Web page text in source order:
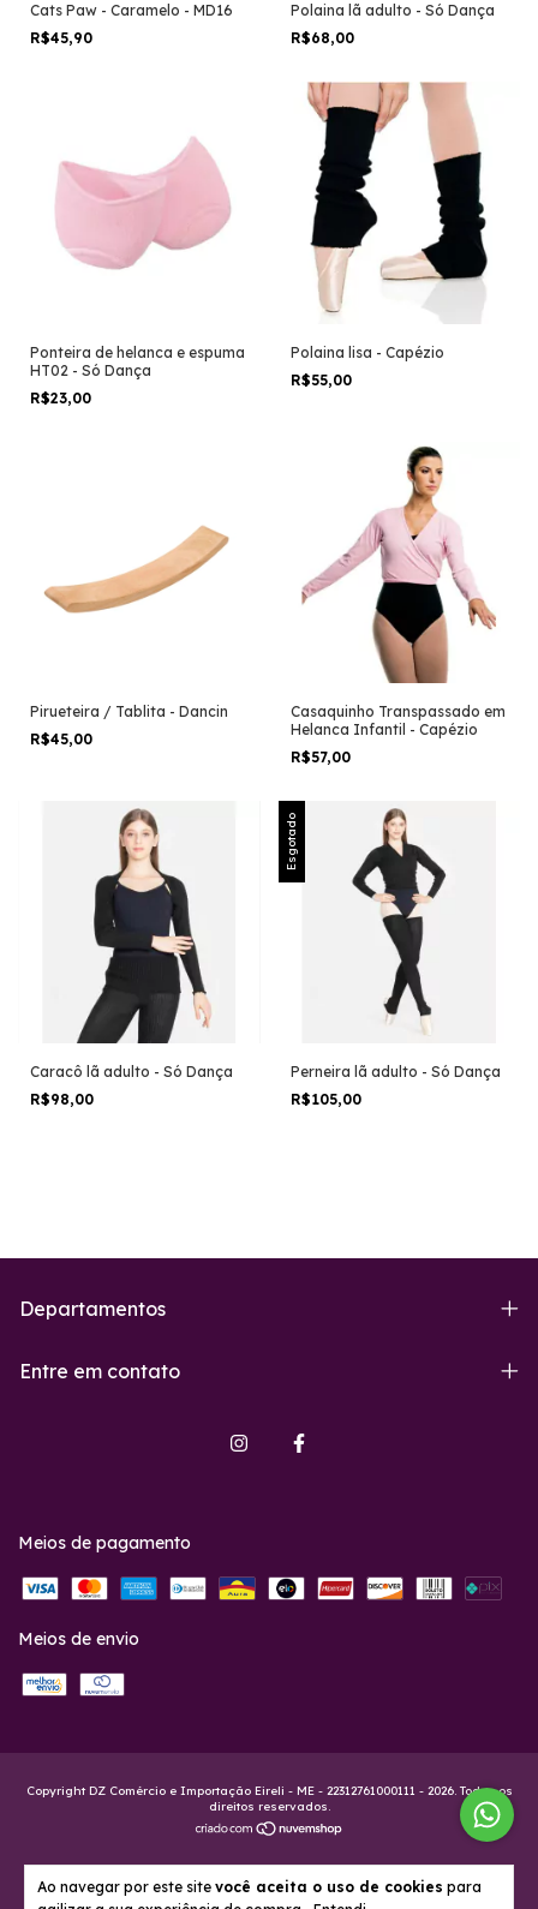
Ao navegar por este site você aceita o uso de cookies para
Cats Paw - Caramelo - MD16
R$45,90
Polaina lã adulto - Só Dança
R$68,00
Ponteira de helanca e espuma
HT02 - Só Dança
R$23,00
Polaina lisa - Capézio
R$55,00
Pirueteira / Tablita - Dancin
R$45,00
Casaquinho Transpassado em
Helanca Infantil - Capézio
R$57,00
Caracô lã adulto - Só Dança
R$98,00
Esgotado
Perneira lã adulto - Só Dança
R$105,00
Departamentos
Entre em contato
Meios de pagamento
Meios de envio
Copyright DZ Comércio e Importação Eireli - ME - 22312761000111 - 2026. Todos os
direitos reservados.